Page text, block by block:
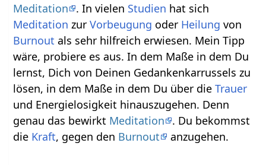
Meditation
. In vielen Studien hat sich
Meditation zurVorbeugung oder Heilung von
Burnout als sehr hilfreich erwiesen. Mein Tipp
wäre, probiere es aus. In dem Maße in dem Du
lernst, Dich von Deinen Gedankenkarrussels zu
lösen, in dem Maße in dem Du über dieTrauer
und Energielosigkeit hinauszugehen. Denn
genau das bewirkt Meditation
. Du bekommst
die Kraft, gegen den Burnout anzugehen.